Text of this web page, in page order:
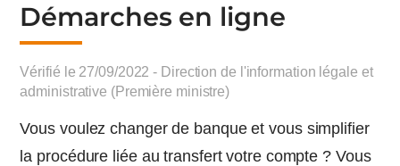
Démarches en ligne
Vérifié le 27/09/2022 - Direction de l'information légale et
administrative (Première ministre)
Vous voulez changer de banque et vous simplifier
la procédure liée au transfert votre compte ? Vous